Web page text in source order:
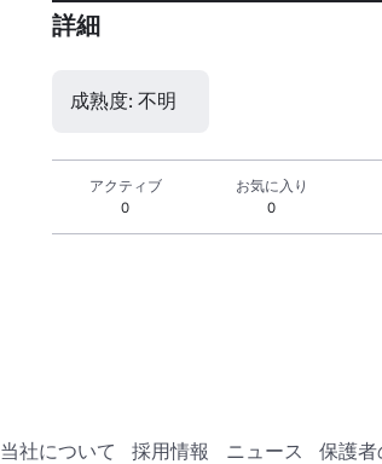
詳細
成熟度: 不明
アクティブ
0
お気に入り
0
当社について 採用情報 ニュース 保護